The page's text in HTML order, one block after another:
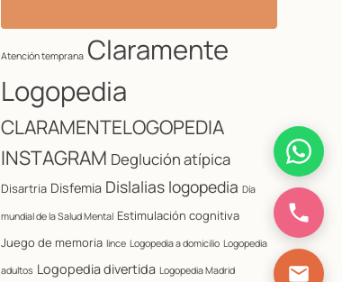
Atención temprana Claramente
Logopedia
CLARAMENTELOGOPEDIA
INSTAGRAM Deglución atípica
Disartria Disfemia Dislalias logopedia Día
mundial de la Salud Mental Estimulación cognitiva
Juego de memoria lince Logopedia a domicilio Logopedia
adultos Logopedia divertida Logopedia Madrid